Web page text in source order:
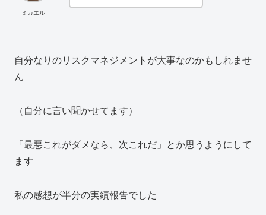
ミカエル
自分なりのリスクマネジメントが大事なのかもしれませ
ん
（自分に言い聞かせてます）
「最悪これがダメなら、次これだ」とか思うようにして
ます
私の感想が半分の実績報告でした